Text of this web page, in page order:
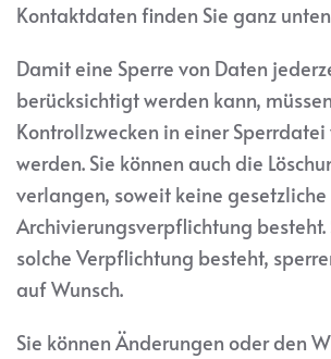
Kontaktdaten finden Sie ganz
Damit eine Sperre von Daten
berücksichtigt werden kann,
Kontrollzwecken in einer
werden. Sie können auch die
verlangen, soweit keine gesetzliche
Archivierungsverpflichtung besteht.
solche Verpflichtung besteht,
auf Wunsch.
Sie können Änderungen oder den